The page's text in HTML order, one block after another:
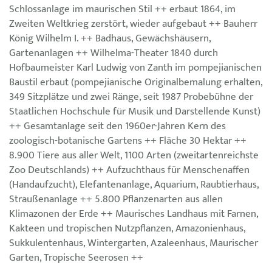
Schlossanlage im maurischen Stil ++ erbaut 1864, im
Zweiten Weltkrieg zerstört, wieder aufgebaut ++ Bauherr
König Wilhelm I. ++ Badhaus, Gewächshäusern,
Gartenanlagen ++ Wilhelma-Theater 1840 durch
Hofbaumeister Karl Ludwig von Zanth im pompejianischen
Baustil erbaut (pompejianische Originalbemalung erhalten,
349 Sitzplätze und zwei Ränge, seit 1987 Probebühne der
Staatlichen Hochschule für Musik und Darstellende Kunst)
++ Gesamtanlage seit den 1960er-Jahren Kern des
zoologisch-botanische Gartens ++ Fläche 30 Hektar ++
8.900 Tiere aus aller Welt, 1100 Arten (zweitartenreichste
Zoo Deutschlands) ++ Aufzuchthaus für Menschenaffen
(Handaufzucht), Elefantenanlage, Aquarium, Raubtierhaus,
Straußenanlage ++ 5.800 Pflanzenarten aus allen
Klimazonen der Erde ++ Maurisches Landhaus mit Farnen,
Kakteen und tropischen Nutzpflanzen, Amazonienhaus,
Sukkulentenhaus, Wintergarten, Azaleenhaus, Maurischer
Garten, Tropische Seerosen ++